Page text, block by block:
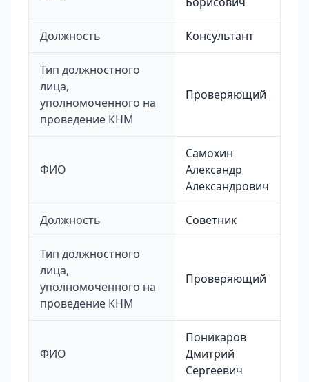
Должность Консультант
Тип должностного
лица,
уполномоченного на
проведение КНМ
Проверяющий
ФИО
Самохин
Александр
Александрович
Должность Советник
Тип должностного
лица,
уполномоченного на
проведение КНМ
Проверяющий
ФИО
Поникаров
Дмитрий
Сергеевич